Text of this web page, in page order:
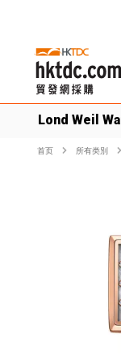
Lond Weil
首页 所有类別